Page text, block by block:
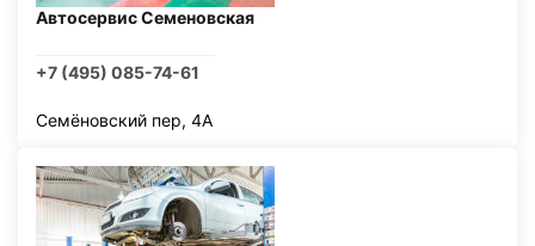
Автосервис Семеновская
+7 (495) 085-74-61
Семёновский пер, 4А